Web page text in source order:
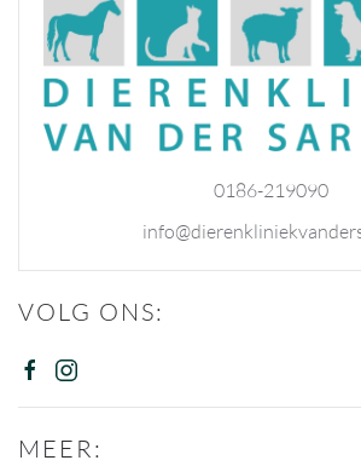
0186-219090
VOLG ONS:
MEER: